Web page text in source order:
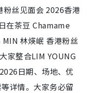
粉丝见面会 2026香港
在茶豆 Chamame
林煐岷 香港粉丝
家整合LIM YOUNG
日期、场地、优
详情。大家务必留